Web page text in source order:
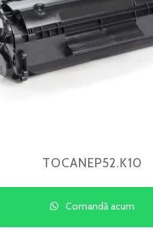
TOCANEP52.K10
Comandă acum